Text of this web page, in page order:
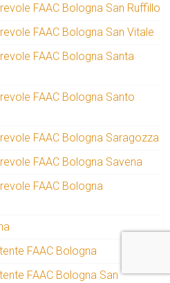
FAAC Bologna San Ruffillo
FAAC Bologna San Vitale
FAAC Bologna Santa
FAAC Bologna Santo
FAAC Bologna Saragozza
FAAC Bologna Savena
FAAC Bologna
FAAC Bologna
FAAC Bologna San